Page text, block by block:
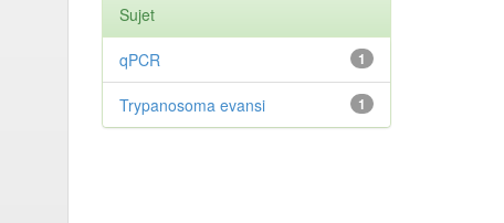
Sujet
1
qPCR
1
Trypanosoma evansi